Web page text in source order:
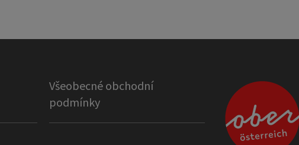
Všeobecné obchodní
podmínky